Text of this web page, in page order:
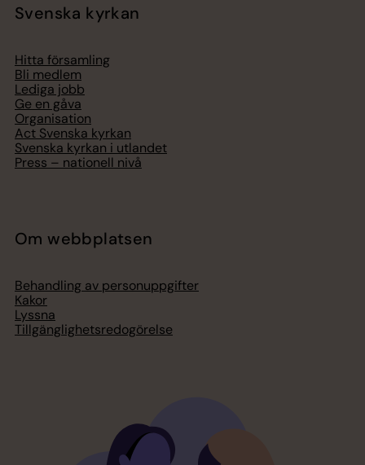
Svenska kyrkan
Hitta församling
Bli medlem
Lediga jobb
Ge en gåva
Organisation
Act Svenska kyrkan
Svenska kyrkan i utlandet
Press – nationell nivå
Om webbplatsen
Behandling av personuppgifter
Kakor
Lyssna
Tillgänglighetsredogörelse